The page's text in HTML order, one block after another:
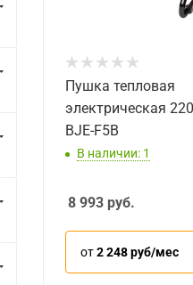
Пушка тепловая
электрическая
BJE-F5B
В наличии: 1
8 993 руб.
от2 248 руб/мес